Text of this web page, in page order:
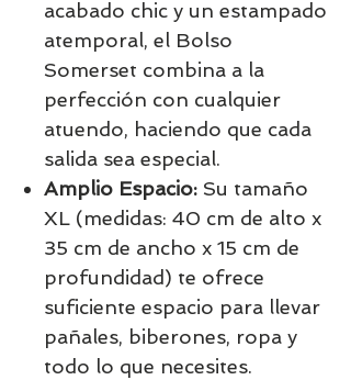
acabado chic y un estampado
atemporal, el Bolso
Somerset combina a la
perfección con cualquier
atuendo, haciendo que cada
salida sea especial.
Amplio Espacio: Su tamaño
XL (medidas: 40 cm de alto x
35 cm de ancho x 15 cm de
profundidad) te ofrece
suficiente espacio para llevar
pañales, biberones, ropa y
todo lo que necesites.